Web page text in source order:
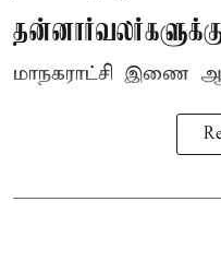
மாநகராட்சி இணை